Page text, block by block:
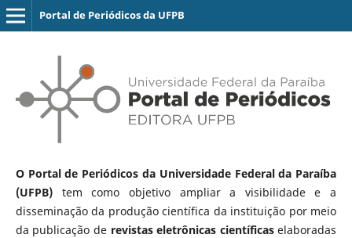
Portal de Periódicos da UFPB
O Portal de Periódicos da Universidade Federal da Paraíba
(UFPB)tem como objetivo ampliar a visibilidade e a
disseminação da produção científica da instituição por meio
da publicação de revistas eletrônicas científicaselaboradas